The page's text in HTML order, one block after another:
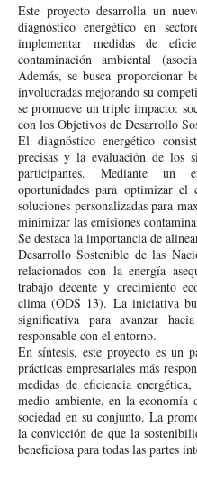
Este proyecto desarrolla un
diagnóstico energético en
implementar medidas de
contaminación ambiental
Además, se busca proporcionar
involucradas mejorando su
se promueve un triple impacto:
con los Objetivos de Desarrollo
El diagnóstico energético
precisas y la evaluación de los
participantes. Mediante un
oportunidades para optimizar el
soluciones personalizadas para
minimizar las emisiones
Se destaca la importancia de
Desarrollo Sostenible de las
relacionados con la energía
trabajo decente y crecimiento
clima (ODS 13). La iniciativa
significativa para avanzar
responsable con el entorno.
En síntesis, este proyecto es un
prácticas empresariales más
medidas de eficiencia
medio ambiente, en la economía
sociedad en su conjunto. La
la convicción de que la
beneficiosa para todas las partes